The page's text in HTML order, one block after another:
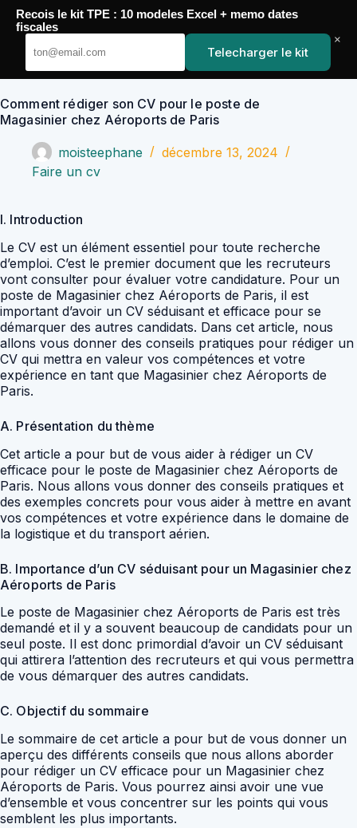
Passer
contenu
YoupiJobs
Comment rédiger son CV pour le poste de
Magasinier chez Aéroports de Paris
moisteephane
décembre 13, 2024
Faire un cv
I. Introduction
Le CV est un élément essentiel pour toute recherche
d’emploi. C’est le premier document que les recruteurs
vont consulter pour évaluer votre candidature. Pour un
poste de Magasinier chez Aéroports de Paris, il est
important d’avoir un CV séduisant et efficace pour se
démarquer des autres candidats. Dans cet article, nous
allons vous donner des conseils pratiques pour rédiger un
CV qui mettra en valeur vos compétences et votre
expérience en tant que Magasinier chez Aéroports de
Paris.
A. Présentation du thème
Cet article a pour but de vous aider à rédiger un CV
efficace pour le poste de Magasinier chez Aéroports de
Paris. Nous allons vous donner des conseils pratiques et
des exemples concrets pour vous aider à mettre en avant
vos compétences et votre expérience dans le domaine de
la logistique et du transport aérien.
B. Importance d’un CV séduisant pour un Magasinier chez
Aéroports de Paris
Le poste de Magasinier chez Aéroports de Paris est très
demandé et il y a souvent beaucoup de candidats pour un
seul poste. Il est donc primordial d’avoir un CV séduisant
qui attirera l’attention des recruteurs et qui vous permettra
de vous démarquer des autres candidats.
C. Objectif du sommaire
Le sommaire de cet article a pour but de vous donner un
aperçu des différents conseils que nous allons aborder
pour rédiger un CV efficace pour un Magasinier chez
Aéroports de Paris. Vous pourrez ainsi avoir une vue
d’ensemble et vous concentrer sur les points qui vous
semblent les plus importants.
Recois le kit TPE : 10 modeles Excel + memo dates
fiscales
Telecharger le kit
×